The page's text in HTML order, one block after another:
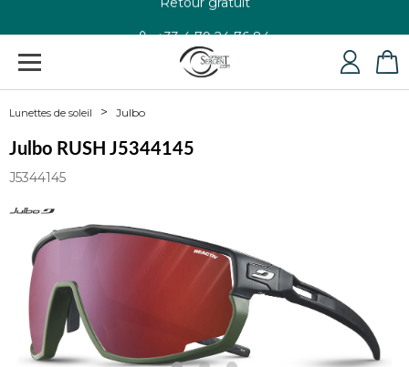
Lunettes de soleil Julbo
Julbo RUSH J5344145
J5344145